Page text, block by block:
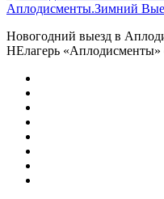
Аплодисменты.Зимний
Новогодний выезд в
НЕлагерь «Аплодисменты»